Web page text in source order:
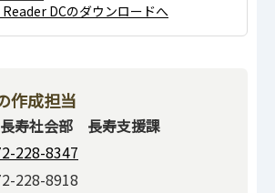
DCのダウンロードへ
作成担当
寿社会部 長寿支援課
228-8347
228-8918